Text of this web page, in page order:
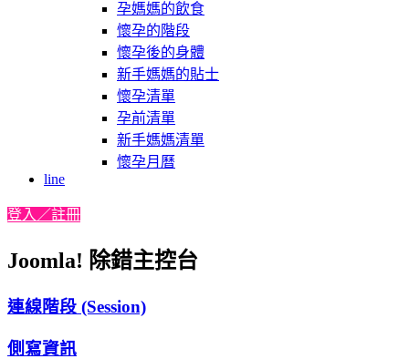
孕媽媽的飲食
懷孕的階段
懷孕後的身體
新手媽媽的貼士
懷孕清單
孕前清單
新手媽媽清單
懷孕月曆
line
登入／註冊
Joomla! 除錯主控台
連線階段 (Session)
側寫資訊